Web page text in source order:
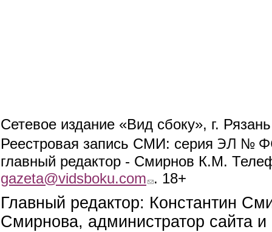
Сетевое издание «Вид сбоку», г.
Реестровая запись СМИ: серия ЭЛ №
главный редактор - Смирнов К.М.
gazeta@vidsboku.com (link sends e-mail)
. 18+
Главный редактор: Константин
Смирнова, администратор сайта